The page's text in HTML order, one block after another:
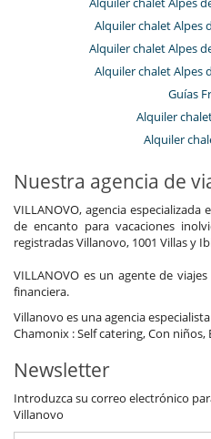
Alquiler chalet Alpes
Alquiler chalet Alpes
Alquiler chalet Alpes
Guías
Alquiler
Alquiler
Nuestra agencia de
VILLANOVO, agencia
de encanto para vacaciones
registradas Villanovo, 1001 Villas y
VILLANOVO es un agente de
financiera.
Villanovo es una agencia
Chamonix : Self catering, Con
Newsletter
Introduzca su correo electrónico
Villanovo